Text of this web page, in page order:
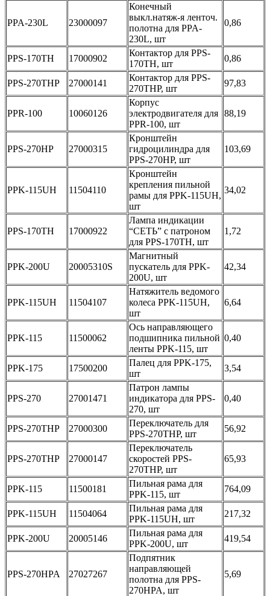
PPA-230L 23000097
Конечный
выкл.натяж-я ленточ.
полотна для PPA-
230L, шт
0,86
PPS-170TH 17000902
Контактор для PPS-
170TH, шт
0,86
PPS-270THP 27000141
Контактор для PPS-
270THP, шт
97,83
PPR-100 10060126
Корпус
электродвигателя для
PPR-100, шт
88,19
PPS-270HP 27000315
Кронштейн
гидроцилиндра для
PPS-270HP, шт
103,69
PPK-115UH 11504110
Кронштейн
крепления пильной
рамы для PPK-115UH,
шт
34,02
PPS-170TH 17000922
Лампа индикации
“СЕТЬ” с патроном
для PPS-170TH, шт
1,72
PPK-200U 20005310S
Магнитный
пускатель для PPK-
200U, шт
42,34
PPK-115UH 11504107
Натяжитель ведомого
колеса PPK-115UH,
шт
6,64
PPK-115 11500062
Ось направляющего
подшипника пильной
ленты PPK-115, шт
0,40
PPK-175 17500200
Палец для PPK-175,
шт
3,54
PPS-270 27001471
Патрон лампы
индикатора для PPS-
270, шт
0,40
PPS-270THP 27000300
Переключатель для
PPS-270THP, шт
56,92
PPS-270THP 27000147
Переключатель
скоростей PPS-
270THP, шт
65,93
PPK-115 11500181
Пильная рама для
PPK-115, шт
764,09
PPK-115UH 11504064
Пильная рама для
PPK-115UH, шт
217,32
PPK-200U 20005146
Пильная рама для
PPK-200U, шт
419,54
PPS-270HPA 27027267
Подпятник
направляющей
полотна для PPS-
270HPA, шт
5,69